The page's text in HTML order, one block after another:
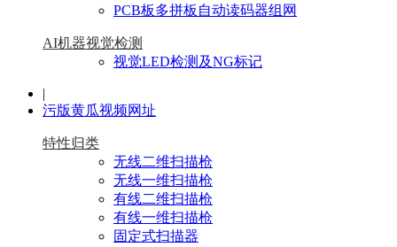
PCB板多拼板自动读码器组网
AI机器视觉检测
视觉LED检测及NG标记
|
污版黄瓜视频网址
特性归类
无线二维扫描枪
无线一维扫描枪
有线二维扫描枪
有线一维扫描枪
固定式扫描器